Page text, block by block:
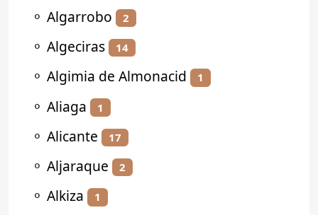
⚬ Algarrobo 2
⚬ Algeciras 14
⚬ Algimia de Almonacid 1
⚬ Aliaga 1
⚬ Alicante 17
⚬ Aljaraque 2
⚬ Alkiza 1